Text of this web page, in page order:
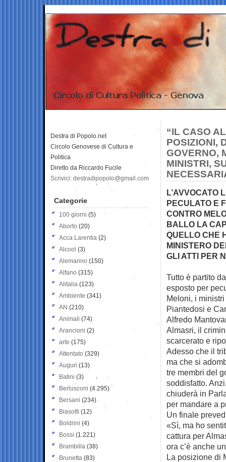
“IL CASO
POSIZIONI,
GOVERNO,
MINISTRI,
L’AVVOCATO
PECULATO E
CONTRO
BALLO LA
QUELLO CHE
MINISTERO
GLI ATTI PER
Tutto è partito
esposto per
Meloni, i
Piantedosi e
Alfredo
Almasri, il
scarcerato e
Adesso che il
ma che si
tre membri del
soddisfatto.
chiuderà in
per mandare a
Un finale
«Sì, ma ho
cattura per
ora c’è anche
La posizione di
Destra di Popolo.net
Circolo Genovese di Cultura e
Politica
Diretto da Riccardo Fucile
Scrivici: destradipopolo@gmail.com
Categorie
100 giorni (5)
Aborto (20)
Acca Larentia (2)
Alcool (3)
Alemanno (150)
Alfano (315)
Alitalia (123)
Ambiente (341)
AN (210)
Animali (74)
Arancioni (2)
arte (175)
Attentato (329)
Auguri (13)
Batini (3)
Berlusconi (4.295)
Bersani (234)
Biasotti (12)
Boldrini (4)
Bossi (1.221)
Brambilla (38)
Brunetta (83)